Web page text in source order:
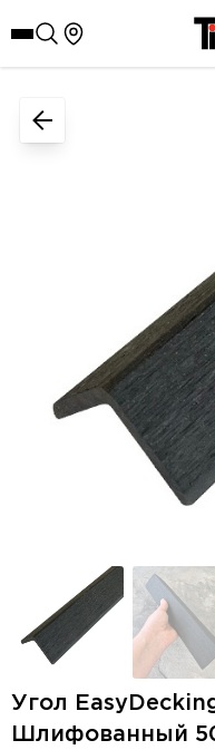
Угол
Шлифованный